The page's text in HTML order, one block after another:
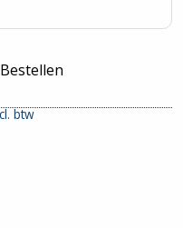
Bestellen
btw